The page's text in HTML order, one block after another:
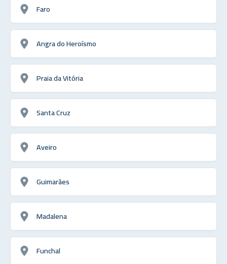
Faro
Angra do Heroísmo
Praia da Vitória
Santa Cruz
Aveiro
Guimarães
Madalena
Funchal